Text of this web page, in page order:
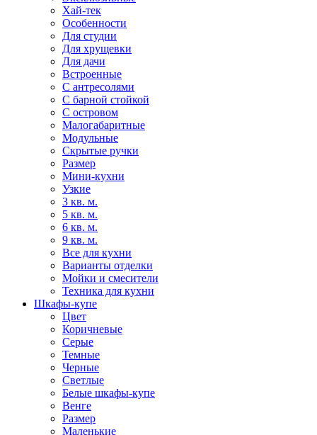
Хай-тек
Особенности
Для студии
Для хрущевки
Для дачи
Встроенные
С антресолями
С барной стойкой
С островом
Малогабаритные
Модульные
Скрытые ручки
Размер
Мини-кухни
Узкие
3 кв. м.
5 кв. м.
6 кв. м.
9 кв. м.
Все для кухни
Варианты отделки
Мойки и смесители
Техника для кухни
Шкафы-купе
Цвет
Коричневые
Серые
Темные
Черные
Светлые
Белые шкафы-купе
Венге
Размер
Маленькие